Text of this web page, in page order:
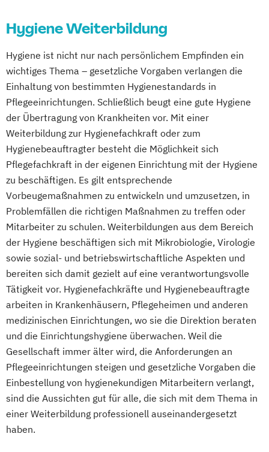
Hygiene Weiterbildung
Hygiene ist nicht nur nach persönlichem Empfinden ein
wichtiges Thema – gesetzliche Vorgaben verlangen die
Einhaltung von bestimmten Hygienestandards in
Pflegeeinrichtungen. Schließlich beugt eine gute Hygiene
der Übertragung von Krankheiten vor. Mit einer
Weiterbildung zur Hygienefachkraft oder zum
Hygienebeauftragter besteht die Möglichkeit sich
Pflegefachkraft in der eigenen Einrichtung mit der Hygiene
zu beschäftigen. Es gilt entsprechende
Vorbeugemaßnahmen zu entwickeln und umzusetzen, in
Problemfällen die richtigen Maßnahmen zu treffen oder
Mitarbeiter zu schulen. Weiterbildungen aus dem Bereich
der Hygiene beschäftigen sich mit Mikrobiologie, Virologie
sowie sozial- und betriebswirtschaftliche Aspekten und
bereiten sich damit gezielt auf eine verantwortungsvolle
Tätigkeit vor. Hygienefachkräfte und Hygienebeauftragte
arbeiten in Krankenhäusern, Pflegeheimen und anderen
medizinischen Einrichtungen, wo sie die Direktion beraten
und die Einrichtungshygiene überwachen. Weil die
Gesellschaft immer älter wird, die Anforderungen an
Pflegeeinrichtungen steigen und gesetzliche Vorgaben die
Einbestellung von hygienekundigen Mitarbeitern verlangt,
sind die Aussichten gut für alle, die sich mit dem Thema in
einer Weiterbildung professionell auseinandergesetzt
haben.